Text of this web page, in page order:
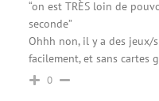
“on est TRÈS loin de
seconde”
Ohhh non, il y a des
facilement, et sans cartes
0